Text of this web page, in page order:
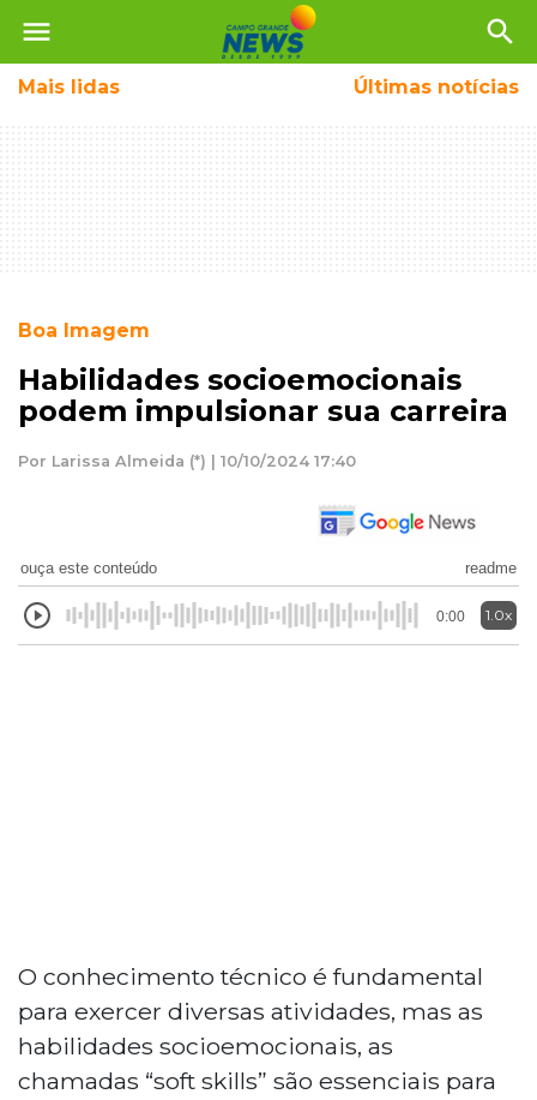
menu search
Mais lidas Últimas notícias
Boa Imagem
Habilidades socioemocionais
podem impulsionar sua carreira
Por Larissa Almeida (*) | 10/10/2024 17:40
ouça este conteúdo readme
0:00 1.0x
O conhecimento técnico é fundamental
para exercer diversas atividades, mas as
habilidades socioemocionais, as
chamadas “soft skills” são essenciais para